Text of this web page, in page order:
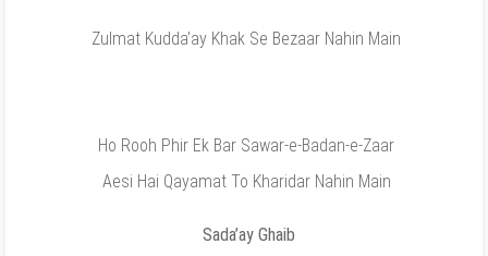
Zulmat Kudda’ay Khak Se Bezaar Nahin Main
Ho Rooh Phir Ek Bar Sawar-e-Badan-e-Zaar
Aesi Hai Qayamat To Kharidar Nahin Main
Sada’ay Ghaib